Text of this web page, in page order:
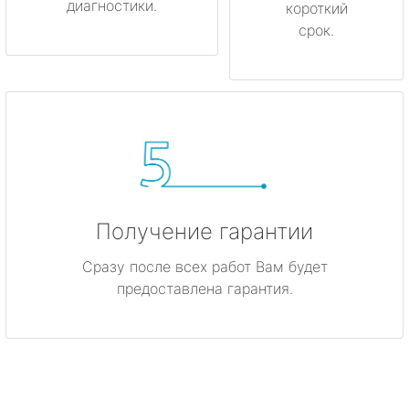
диагностики.
короткий
срок.
Получение гарантии
Сразу после всех работ Вам будет
предоставлена гарантия.